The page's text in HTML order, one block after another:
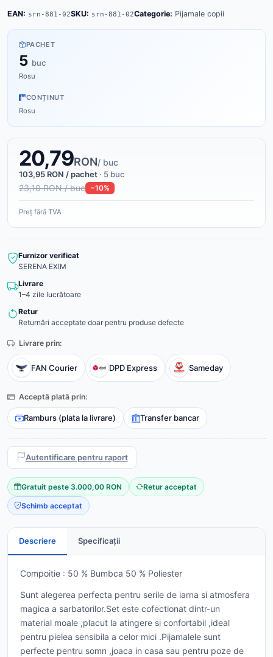
EAN: srn-881-02SKU: srn-881-02Categorie: Pijamale copii
PACHET
5 buc
Rosu
CONȚINUT
Rosu
20,79RON/ buc
103,95 RON / pachet · 5 buc
23,10 RON / buc −10%
Preț fără TVA
Furnizor verificat
SERENA EXIM
Livrare
1–4 zile lucrătoare
Retur
Returnări acceptate doar pentru produse defecte
Livrare prin:
FAN Courier DPD Express Sameday
Acceptă plată prin:
Ramburs (plata la livrare) Transfer bancar
Autentificare pentru raport
Gratuit peste 3.000,00 RON Retur acceptat
Schimb acceptat
Descriere Specificații
Compoitie : 50 % Bumbca 50 % Poliester
Sunt alegerea perfecta pentru serile de iarna si atmosfera
magica a sarbatorilor.Set este cofectionat dintr-un
material moale ,placut la atingere si confortabil ,ideal
pentru pielea sensibila a celor mici .Pijamalele sunt
perfecte pentru somn ,joaca in casa sau pentru poze de